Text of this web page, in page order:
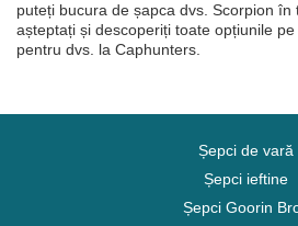
puteți bucura de șapca dvs. Scorpion în
așteptați și descoperiți toate opțiunile
pentru dvs. la Caphunters.
Șepci de vară
Șepci ieftine
Șepci Goorin